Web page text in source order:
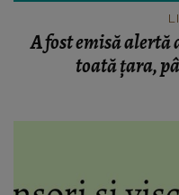
A fost emisă alertă
toată ţara,